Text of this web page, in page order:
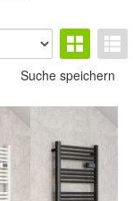
Suche speichern